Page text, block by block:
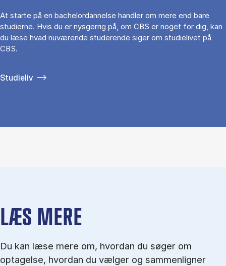
At starte på en bachelordannelse handler om mere end bare
studierne. Hvis du er nysgerrig på, om CBS er noget for dig, kan
du læse hvad nuværende studerende siger om studielivet på
CBS.
Studieliv
LÆS MERE
Du kan læse mere om, hvordan du søger om
optagelse, hvordan du vælger og sammenligner